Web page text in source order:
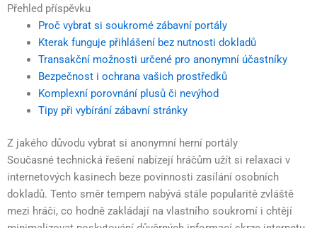
Přehled příspěvku
Proč vybrat si soukromé zábavní portály
Kterak funguje přihlášení bez nutnosti dokladů
Transakční možnosti určené pro anonymní účastníky
Bezpečnost i ochrana vašich prostředků
Komplexní porovnání plusů či nevýhod
Tipy při vybírání zábavní stránky
Z jakého důvodu vybrat si anonymní herní portály
Současné technická řešení nabízejí hráčům užít si relaxaci v
internetových kasinech beze povinnosti zasílání osobních
dokladů. Tento směr tempem nabývá stále popularitě zvláště
mezi hráči, co hodně zakládají na vlastního soukromí i chtějí